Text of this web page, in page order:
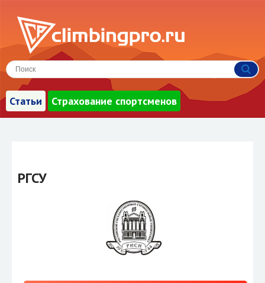
Статьи Страхование спортсменов
РГСУ